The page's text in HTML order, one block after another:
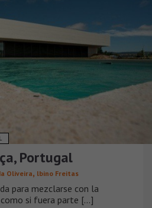
Portugal
Oliveira, lbino Freitas
para mezclarse con la
si fuera parte [...]